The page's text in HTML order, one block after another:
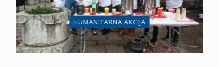
HUMANITARNA AKCIJA